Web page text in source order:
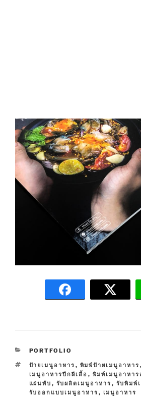
C
T
E
G
O
PORTFOLIO
T
A
G
S
ป้ายเมนูอาหาร , พิมพ์ป้ายเมนูอาหาร ,
เมนูอาหารปีกผีเสื้อ , พิมพ์เมนูอาหาร
แผ่นพับ , รับผลิตเมนูอาหาร , รับพิมพ์
รับออกแบบเมนูอาหาร , เมนูอาหาร